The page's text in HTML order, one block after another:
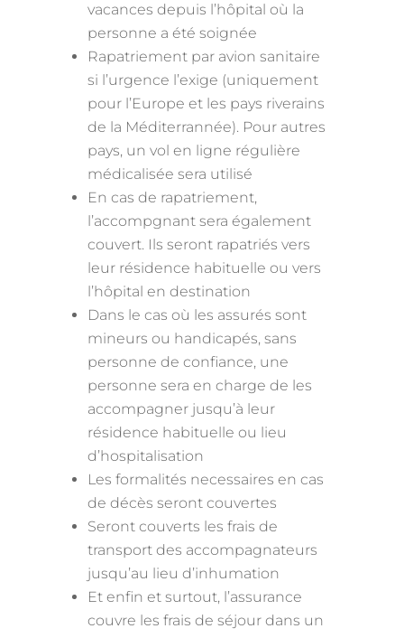
vacances depuis l’hôpital où la
personne a été soignée
Rapatriement par avion sanitaire
si l’urgence l’exige (uniquement
pour l’Europe et les pays riverains
de la Méditerrannée). Pour autres
pays, un vol en ligne régulière
médicalisée sera utilisé
En cas de rapatriement,
l’accompgnant sera également
couvert. Ils seront rapatriés vers
leur résidence habituelle ou vers
l’hôpital en destination
Dans le cas où les assurés sont
mineurs ou handicapés, sans
personne de confiance, une
personne sera en charge de les
accompagner jusqu’à leur
résidence habituelle ou lieu
d’hospitalisation
Les formalités necessaires en cas
de décès seront couvertes
Seront couverts les frais de
transport des accompagnateurs
jusqu’au lieu d’inhumation
Et enfin et surtout, l’assurance
couvre les frais de séjour dans un